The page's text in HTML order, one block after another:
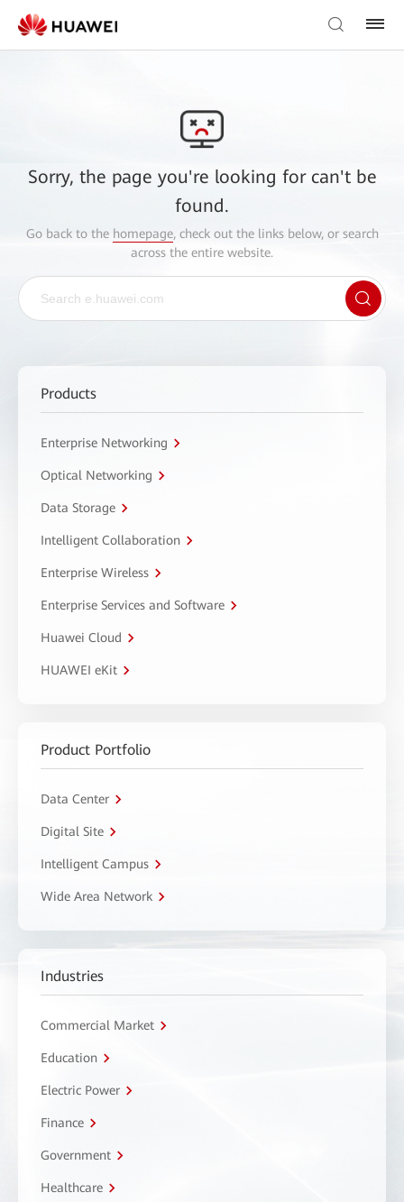
Sorry, the page you're looking for can't be
found.
Go back to the homepage, check out the links below, or search
across the entire website.
Products
Enterprise Networking
Optical Networking
Data Storage
Intelligent Collaboration
Enterprise Wireless
Enterprise Services and Software
Huawei Cloud
HUAWEI eKit
Product Portfolio
Data Center
Digital Site
Intelligent Campus
Wide Area Network
Industries
Commercial Market
Education
Electric Power
Finance
Government
Healthcare